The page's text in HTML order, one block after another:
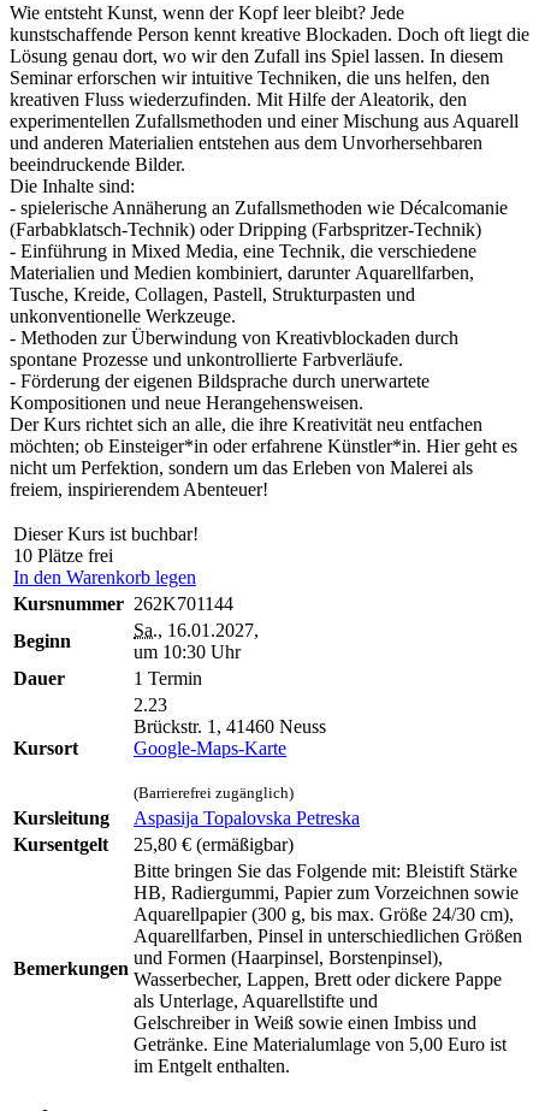
Wie entsteht Kunst, wenn der Kopf leer bleibt? Jede
kunstschaffende Person kennt kreative Blockaden. Doch oft liegt die
Lösung genau dort, wo wir den Zufall ins Spiel lassen. In diesem
Seminar erforschen wir intuitive Techniken, die uns helfen, den
kreativen Fluss wiederzufinden. Mit Hilfe der Aleatorik, den
experimentellen Zufallsmethoden und einer Mischung aus Aquarell
und anderen Materialien entstehen aus dem Unvorhersehbaren
beeindruckende Bilder.
Die Inhalte sind:
- spielerische Annäherung an Zufallsmethoden wie Décalcomanie
(Farbabklatsch-Technik) oder Dripping (Farbspritzer-Technik)
- Einführung in Mixed Media, eine Technik, die verschiedene
Materialien und Medien kombiniert, darunter Aquarellfarben,
Tusche, Kreide, Collagen, Pastell, Strukturpasten und
unkonventionelle Werkzeuge.
- Methoden zur Überwindung von Kreativblockaden durch
spontane Prozesse und unkontrollierte Farbverläufe.
- Förderung der eigenen Bildsprache durch unerwartete
Kompositionen und neue Herangehensweisen.
Der Kurs richtet sich an alle, die ihre Kreativität neu entfachen
möchten; ob Einsteiger*in oder erfahrene Künstler*in. Hier geht es
nicht um Perfektion, sondern um das Erleben von Malerei als
freiem, inspirierendem Abenteuer!
Dieser Kurs ist buchbar!
10 Plätze frei
In den Warenkorb legen
Kursnummer 262K701144
Beginn
Sa., 16.01.2027,
um 10:30 Uhr
Dauer
1 Termin
Kursort
2.23
Brückstr. 1, 41460 Neuss
Google-Maps-Karte
(Barrierefrei zugänglich)
Kursleitung
Aspasija Topalovska Petreska
Kursentgelt
25,80 € (ermäßigbar)
Bemerkungen
Bitte bringen Sie das Folgende mit: Bleistift Stärke
HB, Radiergummi, Papier zum Vorzeichnen sowie
Aquarellpapier (300 g, bis max. Größe 24/30 cm),
Aquarellfarben, Pinsel in unterschiedlichen Größen
und Formen (Haarpinsel, Borstenpinsel),
Wasserbecher, Lappen, Brett oder dickere Pappe
als Unterlage, Aquarellstifte und
Gelschreiber in Weiß sowie einen Imbiss und
Getränke. Eine Materialumlage von 5,00 Euro ist
im Entgelt enthalten.